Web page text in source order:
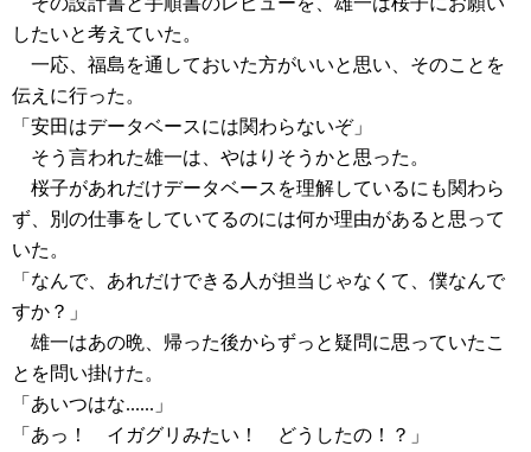
したいと考えていた。
一応、福島を通しておいた方がいいと思い、そのことを
伝えに行った。
「安田はデータベースには関わらないぞ」
そう言われた雄一は、やはりそうかと思った。
桜子があれだけデータベースを理解しているにも関わら
ず、別の仕事をしていてるのには何か理由があると思って
いた。
「なんで、あれだけできる人が担当じゃなくて、僕なんで
すか？」
雄一はあの晩、帰った後からずっと疑問に思っていたこ
とを問い掛けた。
「あいつはな......」
「あっ！ イガグリみたい！ どうしたの！？」